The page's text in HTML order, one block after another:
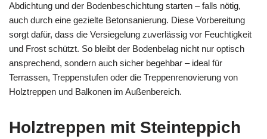
Abdichtung und der Bodenbeschichtung starten – falls nötig,
auch durch eine gezielte Betonsanierung. Diese Vorbereitung
sorgt dafür, dass die Versiegelung zuverlässig vor Feuchtigkeit
und Frost schützt. So bleibt der Bodenbelag nicht nur optisch
ansprechend, sondern auch sicher begehbar – ideal für
Terrassen, Treppenstufen oder die Treppenrenovierung von
Holztreppen und Balkonen im Außenbereich.
Holztreppen mit Steinteppich